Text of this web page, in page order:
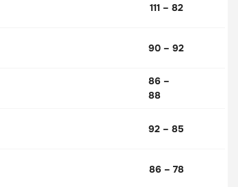
111 – 82
90 – 92
86 –
88
92 – 85
86 – 78